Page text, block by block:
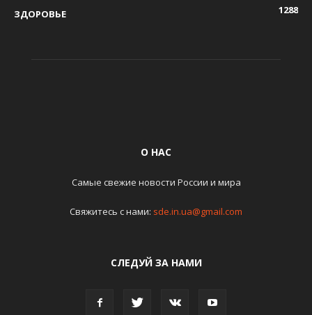
ЗДОРОВЬЕ
1288
О НАС
Самые свежие новости России и мира
Свяжитесь с нами: sde.in.ua@gmail.com
СЛЕДУЙ ЗА НАМИ